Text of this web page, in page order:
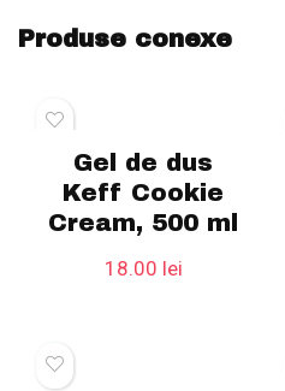
Produse conexe
Gel de dus
Keff Cookie
Cream, 500 ml
18.00 lei